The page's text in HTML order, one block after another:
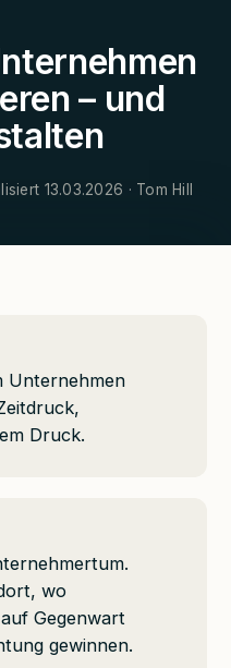
– und
13.03.2026 · Tom Hill
Unternehmen
Druck.
wo
Gegenwart
gewinnen.